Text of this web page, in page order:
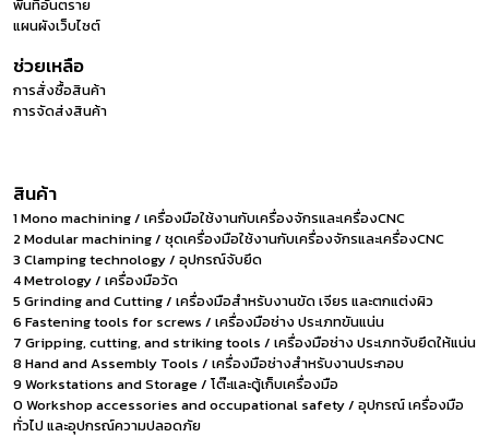
พื้นที่อันตราย
แผนผังเว็บไซต์
ช่วยเหลือ
การสั่งซื้อสินค้า
การจัดส่งสินค้า
สินค้า
1 Mono machining / เครื่องมือใช้งานกับเครื่องจักรและเครื่องCNC
2 Modular machining / ชุดเครื่องมือใช้งานกับเครื่องจักรและเครื่องCNC
3 Clamping technology / อุปกรณ์จับยึด
4 Metrology / เครื่องมือวัด
5 Grinding and Cutting / เครื่องมือสำหรับงานขัด เจียร และตกแต่งผิว
6 Fastening tools for screws / เครื่องมือช่าง ประเภทขันแน่น
7 Gripping, cutting, and striking tools / เครื่องมือช่าง ประเภทจับยึดให้แน่น
8 Hand and Assembly Tools / เครื่องมือช่างสำหรับงานประกอบ
9 Workstations and Storage / โต๊ะและตู้เก็บเครื่องมือ
0 Workshop accessories and occupational safety / อุปกรณ์ เครื่องมือ
ทั่วไป และอุปกรณ์ความปลอดภัย